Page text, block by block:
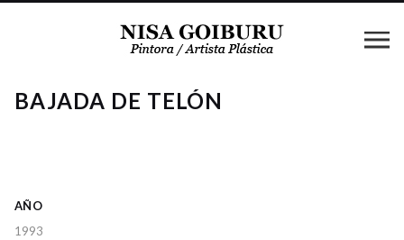
BAJADA DE TELÓN
AÑO
1993